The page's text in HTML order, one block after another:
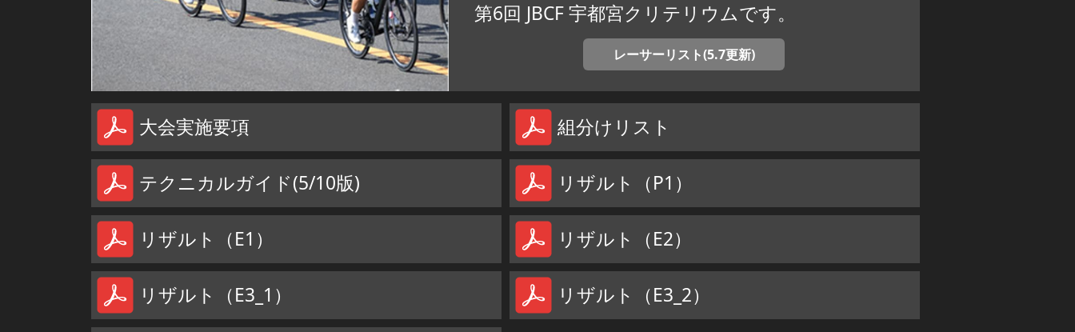
第6回 JBCF 宇都宮クリテリウムです。
レーサーリスト(5.7更新)
大会実施要項 組分けリスト
テクニカルガイド(5/10版) リザルト（P1）
リザルト（E1） リザルト（E2）
リザルト（E3_1） リザルト（E3_2）